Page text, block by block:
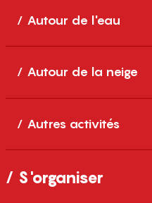
Autour de l'eau
Autour de la neige
Autres activités
S'organiser